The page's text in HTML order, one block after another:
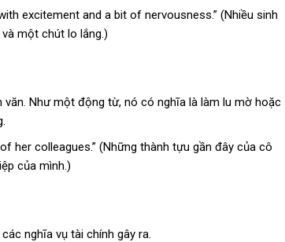
excitement and a bit of nervousness.” (Nhiều sinh
một chút lo lắng.)
Như một động từ, nó có nghĩa là làm lu mờ hoặc
her colleagues.” (Những thành tựu gần đây của cô
của mình.)
nghĩa vụ tài chính gây ra.